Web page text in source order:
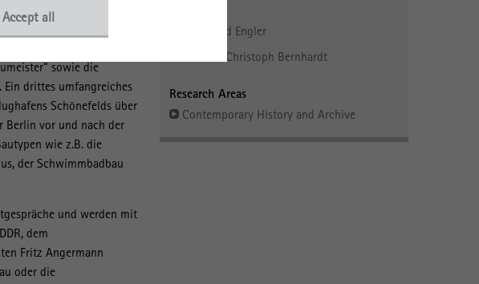
Accept all
Ausland, so unter
sich mit Fragen
um Printmedien der
sowie die
Ein drittes umfangreiches
Schönefelds über
Berlin vor und nach der
wie z.B. die
der Schwimmbadbau
und werden mit
dem
Fritz Angermann
oder die
Dr. Harald Engler
Prof. Dr. Christoph Bernhardt
Research Areas
Contemporary History and Archive